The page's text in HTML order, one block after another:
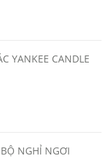
YANKEE CANDLE
NGHỈ NGƠI